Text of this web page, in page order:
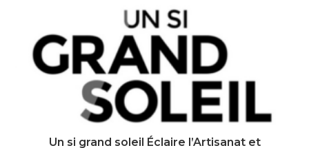
Un si grand soleil Éclaire l’Artisanat et